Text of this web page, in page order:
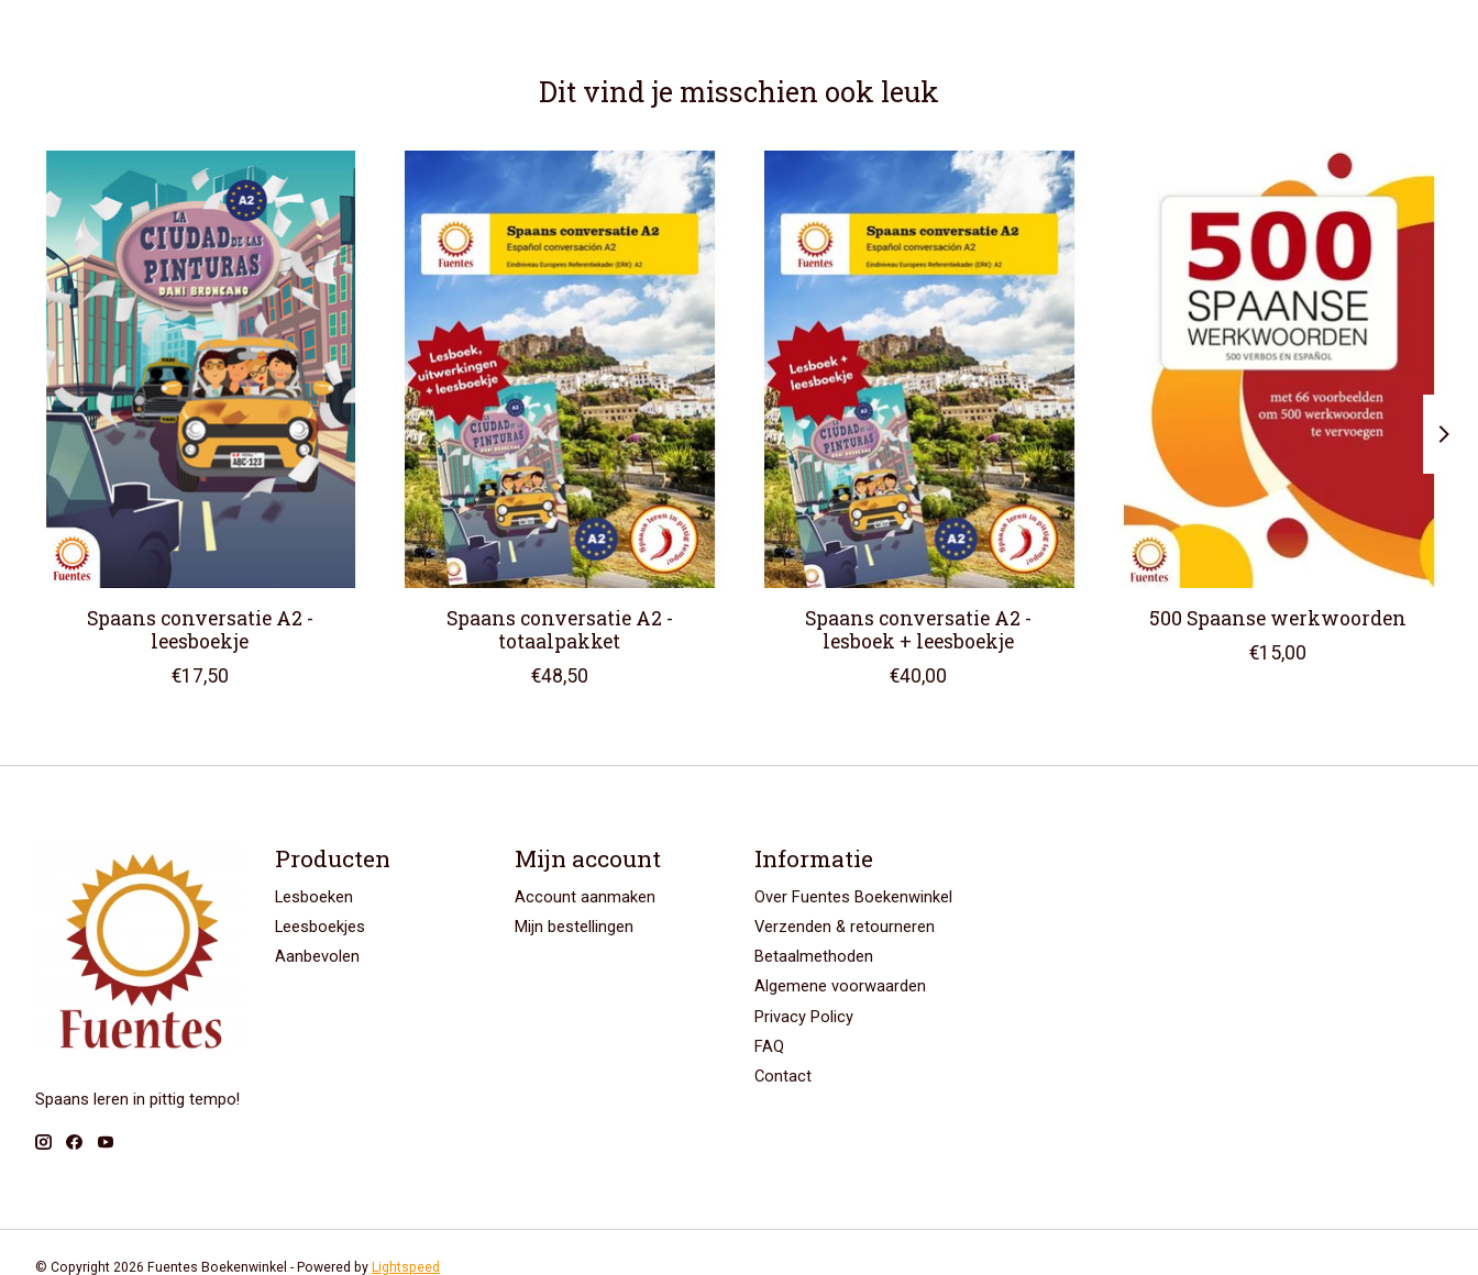
Dit vind je misschien ook leuk
Items van productcarrousel
Spaans conversatie A2 -
leesboekje
€17,50
Spaans conversatie A2 -
totaalpakket
€48,50
Spaans conversatie A2 -
lesboek + leesboekje
€40,00
500 Spaanse werkwoorden
€15,00
Spaans leren in pittig tempo!
Producten
Lesboeken
Leesboekjes
Aanbevolen
Mijn account
Account aanmaken
Mijn bestellingen
Informatie
Over Fuentes Boekenwinkel
Verzenden & retourneren
Betaalmethoden
Algemene voorwaarden
Privacy Policy
FAQ
Contact
© Copyright 2026 Fuentes Boekenwinkel - Powered by Lightspeed